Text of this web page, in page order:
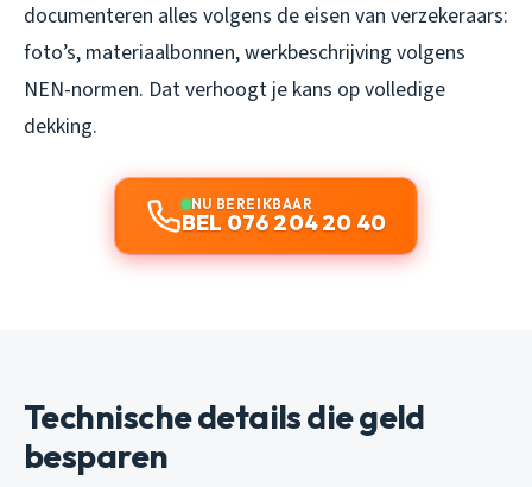
documenteren alles volgens de eisen van verzekeraars:
foto’s, materiaalbonnen, werkbeschrijving volgens
NEN-normen. Dat verhoogt je kans op volledige
dekking.
NU BEREIKBAAR
BEL 076 204 20 40
Technische details die geld
besparen